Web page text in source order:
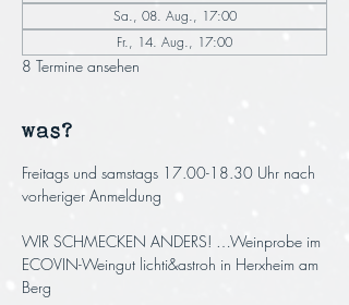
Sa., 08. Aug., 17:00
Fr., 14. Aug., 17:00
8 Termine ansehen
was?
Freitags und samstags 17.00-18.30 Uhr nach
vorheriger Anmeldung
WIR SCHMECKEN ANDERS! …Weinprobe im
ECOVIN-Weingut lichti&astroh in Herxheim am
Berg